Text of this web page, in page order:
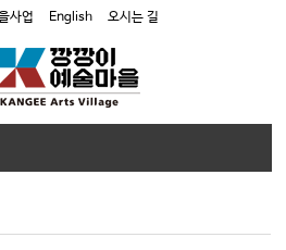
사업 English 오시는 길